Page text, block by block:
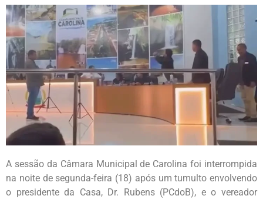
A sessão da Câmara Municipal de Carolina foi interrompida
na noite de segunda-feira (18) após um tumulto envolvendo
o presidente da Casa, Dr. Rubens (PCdoB), e o vereador